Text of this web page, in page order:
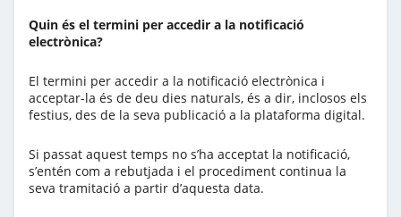
Quin és el termini per accedir a la notificació
electrònica?
El termini per accedir a la notificació electrònica i
acceptar-la és de deu dies naturals, és a dir, inclosos els
festius, des de la seva publicació a la plataforma digital.
Si passat aquest temps no s’ha acceptat la notificació,
s’entén com a rebutjada i el procediment continua la
seva tramitació a partir d’aquesta data.